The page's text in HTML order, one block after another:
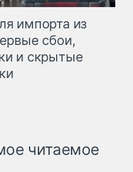
импорта из
сбои,
и скрытые
читаемое